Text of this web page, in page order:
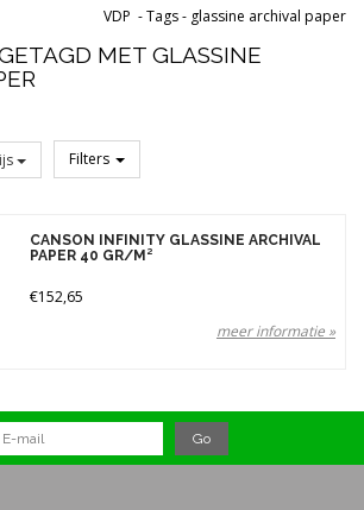
VDP -Tags- glassine archival paper
MET GLASSINE
Filters
CANSON INFINITY GLASSINE ARCHIVAL
PAPER 40 GR/M²
€152,65
meer informatie »